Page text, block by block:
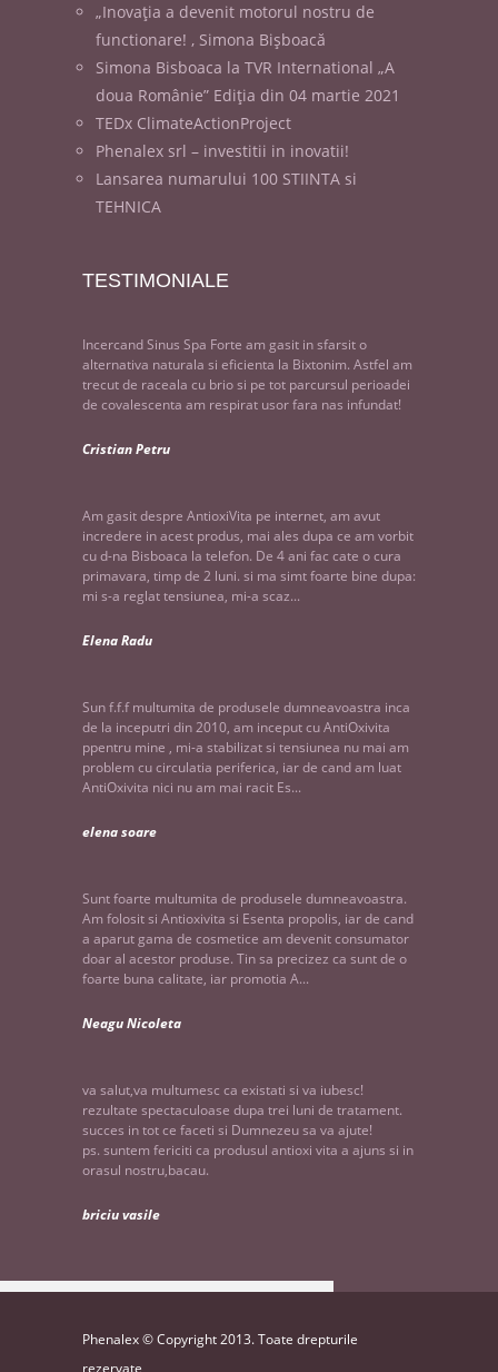
„Inovația a devenit motorul nostru de
functionare! , Simona Bișboacă
Simona Bisboaca la TVR International „A
doua Românie” Ediția din 04 martie 2021
TEDx ClimateActionProject
Phenalex srl – investitii in inovatii!
Lansarea numarului 100 STIINTA si
TEHNICA
TESTIMONIALE
Incercand Sinus Spa Forte am gasit in sfarsit o
alternativa naturala si eficienta la Bixtonim. Astfel am
trecut de raceala cu brio si pe tot parcursul perioadei
de covalescenta am respirat usor fara nas infundat!
Cristian Petru
Am gasit despre AntioxiVita pe internet, am avut
incredere in acest produs, mai ales dupa ce am vorbit
cu d-na Bisboaca la telefon. De 4 ani fac cate o cura
primavara, timp de 2 luni. si ma simt foarte bine dupa:
mi s-a reglat tensiunea, mi-a scaz...
Elena Radu
Sun f.f.f multumita de produsele dumneavoastra inca
de la inceputri din 2010, am inceput cu AntiOxivita
ppentru mine , mi-a stabilizat si tensiunea nu mai am
problem cu circulatia periferica, iar de cand am luat
AntiOxivita nici nu am mai racit Es...
elena soare
Sunt foarte multumita de produsele dumneavoastra.
Am folosit si Antioxivita si Esenta propolis, iar de cand
a aparut gama de cosmetice am devenit consumator
doar al acestor produse. Tin sa precizez ca sunt de o
foarte buna calitate, iar promotia A...
Neagu Nicoleta
va salut,va multumesc ca existati si va iubesc!
rezultate spectaculoase dupa trei luni de tratament.
succes in tot ce faceti si Dumnezeu sa va ajute!
ps. suntem fericiti ca produsul antioxi vita a ajuns si in
orasul nostru,bacau.
briciu vasile
Phenalex © Copyright 2013. Toate drepturile
rezervate